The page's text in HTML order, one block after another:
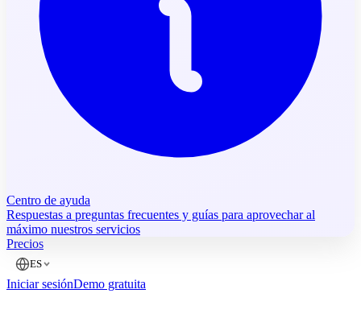
Centro de ayuda
Respuestas a preguntas frecuentes y guías para aprovechar al
máximo nuestros servicios
Precios
ES
Iniciar sesiónDemo gratuita